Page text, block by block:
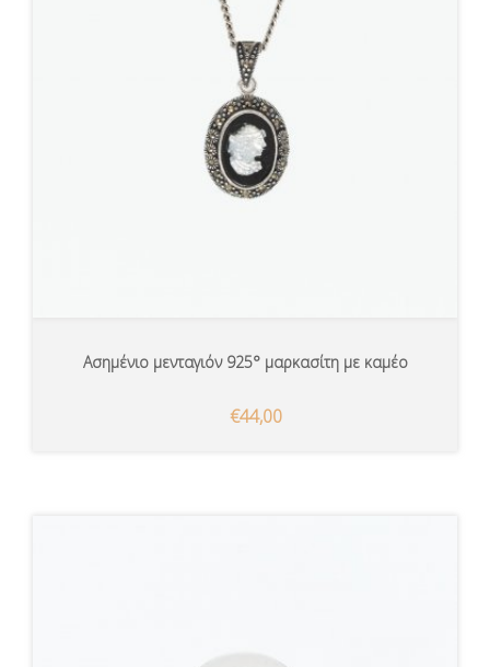
Ασημένιο μενταγιόν 925° μαρκασίτη με καμέο
€44,00